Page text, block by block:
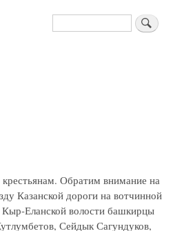
Поиск
Обратим внимание на
Казанской дороги на вотчинной
Еланской волости башкирцы
Сейдык Сагундуков,